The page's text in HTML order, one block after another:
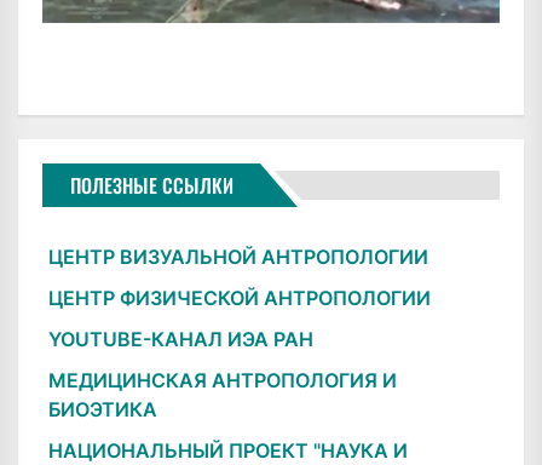
ПОЛЕЗНЫЕ ССЫЛКИ
ЦЕНТР ВИЗУАЛЬНОЙ АНТРОПОЛОГИИ
ЦЕНТР ФИЗИЧЕСКОЙ АНТРОПОЛОГИИ
YOUTUBE-КАНАЛ ИЭА РАН
МЕДИЦИНСКАЯ АНТРОПОЛОГИЯ И
БИОЭТИКА
НАЦИОНАЛЬНЫЙ ПРОЕКТ "НАУКА И